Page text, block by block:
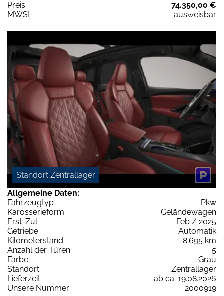
Preis:
74.350,00 €
MWSt:
ausweisbar
Standort Zentrallager
Allgemeine Daten:
Fahrzeugtyp
Pkw
Karosserieform
Geländewagen
Erst-Zul.
Feb / 2025
Getriebe
Automatik
Kilometerstand
8.695 km
Anzahl der Türen
5
Farbe
Grau
Standort
Zentrallager
Lieferzeit
ab ca. 19.08.2026
Unsere Nummer
2000919